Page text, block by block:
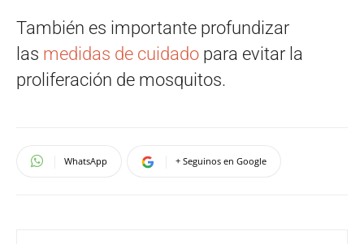
También es importante profundizar
las medidas de cuidado para evitar la
proliferación de mosquitos.
WhatsApp + Seguinos en Google